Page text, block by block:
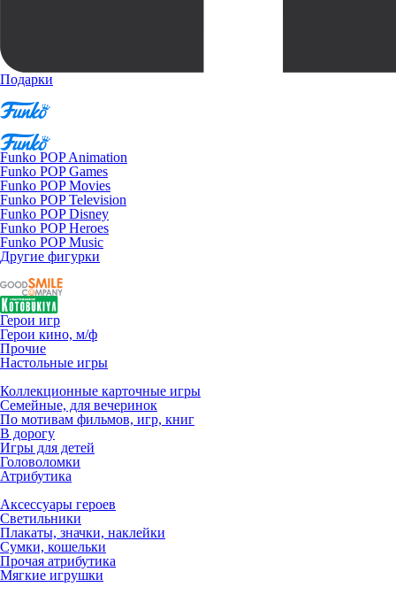
Подарки
Funko POP Animation
Funko POP Games
Funko POP Movies
Funko POP Television
Funko POP Disney
Funko POP Heroes
Funko POP Music
Другие фигурки
Герои игр
Герои кино, м/ф
Прочие
Настольные игры
Коллекционные карточные игры
Семейные, для вечеринок
По мотивам фильмов, игр, книг
В дорогу
Игры для детей
Головоломки
Атрибутика
Аксессуары героев
Светильники
Плакаты, значки, наклейки
Сумки, кошельки
Прочая атрибутика
Мягкие игрушки